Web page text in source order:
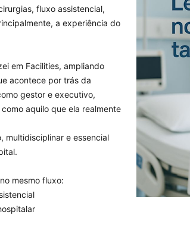
fluxo assistencial,
a experiência do
em Facilities, ampliando
acontece por trás da
gestor e executivo,
aquilo que ela realmente
multidisciplinar e essencial
mesmo fluxo: